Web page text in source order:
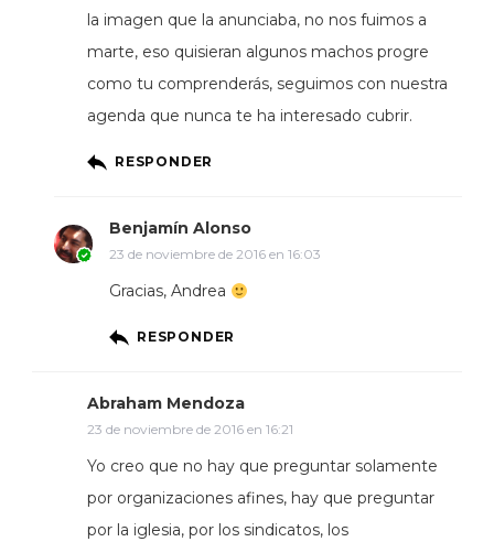
la imagen que la anunciaba, no nos fuimos a
marte, eso quisieran algunos machos progre
como tu comprenderás, seguimos con nuestra
agenda que nunca te ha interesado cubrir.
RESPONDER
Benjamín Alonso
23 de noviembre de 2016 en 16:03
Gracias, Andrea
RESPONDER
Abraham Mendoza
23 de noviembre de 2016 en 16:21
Yo creo que no hay que preguntar solamente
por organizaciones afines, hay que preguntar
por la iglesia, por los sindicatos, los